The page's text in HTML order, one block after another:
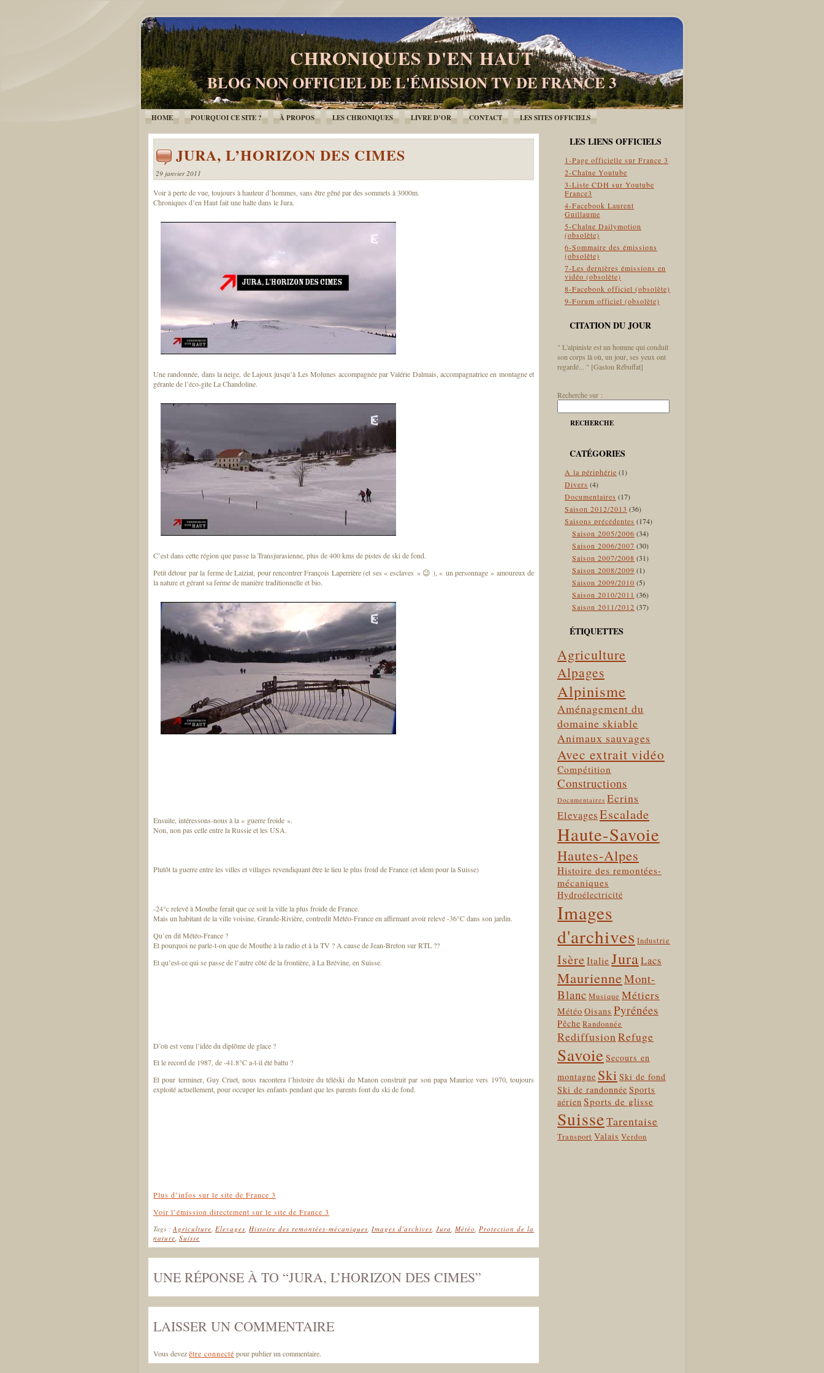
CHRONIQUES D'EN HAUT
BLOG NON OFFICIEL DE L'ÉMISSION TV DE FRANCE 3
HOME POURQUOI CE SITE ? À PROPOS LES CHRONIQUES LIVRE D’OR CONTACT LES SITES OFFICIELS
JURA, L’HORIZON DES CIMES
29 janvier 2011
Voir à perte de vue, toujours à hauteur d’hommes, sans être gêné par des sommets à 3000m.
Chroniques d’en Haut fait une halte dans le Jura.
Une randonnée, dans la neige, de Lajoux jusqu’à Les Molunes accompagnée par Valérie Dalmais, accompagnatrice en montagne et
gérante de l’éco-gite La Chandoline.
C’est dans cette région que passe la Transjurasienne, plus de 400 kms de pistes de ski de fond.
Petit détour par la ferme de Laiziat, pour rencontrer François Laperrière (et ses « esclaves » 😉 ), « un personnage » amoureux de
la nature et gérant sa ferme de manière traditionnelle et bio.
Ensuite, intéressons-nous à la « guerre froide ».
Non, non pas celle entre la Russie et les USA.
Plutôt la guerre entre les villes et villages revendiquant être le lieu le plus froid de France (et idem pour la Suisse)
-24°c relevé à Mouthe ferait que ce soit la ville la plus froide de France.
Mais un habitant de la ville voisine, Grande-Rivière, contredit Météo-France en affirmant avoir relevé -36°C dans son jardin.
Qu’en dit Météo-France ?
Et pourquoi ne parle-t-on que de Mouthe à la radio et à la TV ? A cause de Jean-Breton sur RTL ??
Et qu’est-ce qui se passe de l’autre côté de la frontière, à La Brévine, en Suisse.
D’où est venu l’idée du diplôme de glace ?
Et le record de 1987, de -41.8°C a-t-il été battu ?
Et pour terminer, Guy Cruet, nous racontera l’histoire du téléski du Manon construit par son papa Maurice vers 1970, toujours
exploité actuellement, pour occuper les enfants pendant que les parents font du ski de fond.
Plus d’infos sur le site de France 3
Voir l’émission directement sur le site de France 3
Tags : Agriculture Elevages Histoire des remontées-mécaniques Images d'archives Jura Météo Protection de la
nature Suisse
UNE RÉPONSE À TO “JURA, L’HORIZON DES CIMES”
LAISSER UN COMMENTAIRE
Vous devezêtre connecté pour publier un commentaire.
LES LIENS OFFICIELS
1-Page officielle sur France 3
2-Chaîne Youtube
3-Liste CDH sur Youtube
France3
4-Facebook Laurent
Guillaume
5-Chaîne Dailymotion
(obsolète)
6-Sommaire des émissions
(obsolète)
7-Les dernières émissions en
vidéo (obsolète)
8-Facebook officiel (obsolète)
9-Forum officiel (obsolète)
CITATION DU JOUR
" L'alpiniste est un homme qui conduit
son corps là où, un jour, ses yeux ont
regardé... " [Gaston Rébuffat]
Recherche sur :
RECHERCHE
CATÉGORIES
A la périphérie (1)
Divers (4)
Documentaires (17)
Saison 2012/2013 (36)
Saisons précédentes (174)
Saison 2005/2006 (34)
Saison 2006/2007 (30)
Saison 2007/2008 (31)
Saison 2008/2009 (1)
Saison 2009/2010 (5)
Saison 2010/2011 (36)
Saison 2011/2012 (37)
ÉTIQUETTES
Agriculture
Alpages
Alpinisme
Aménagement du
domaine skiable
Animaux sauvages
Avec extrait vidéo
Compétition
Constructions
Documentaires Ecrins
ElevagesEscalade
Haute-Savoie
Hautes-Alpes
Histoire des remontées-
mécaniques
Hydroélectricité
Images
d'archives Industrie
Isère Italie JuraLacs
MaurienneMont-
Blanc Musique Métiers
Météo Oisans Pyrénées
Pêche Randonnée
RediffusionRefuge
Savoie Secours en
montagne Ski Ski de fond
Ski de randonnée Sports
aérien Sports de glisse
SuisseTarentaise
Transport Valais Verdon